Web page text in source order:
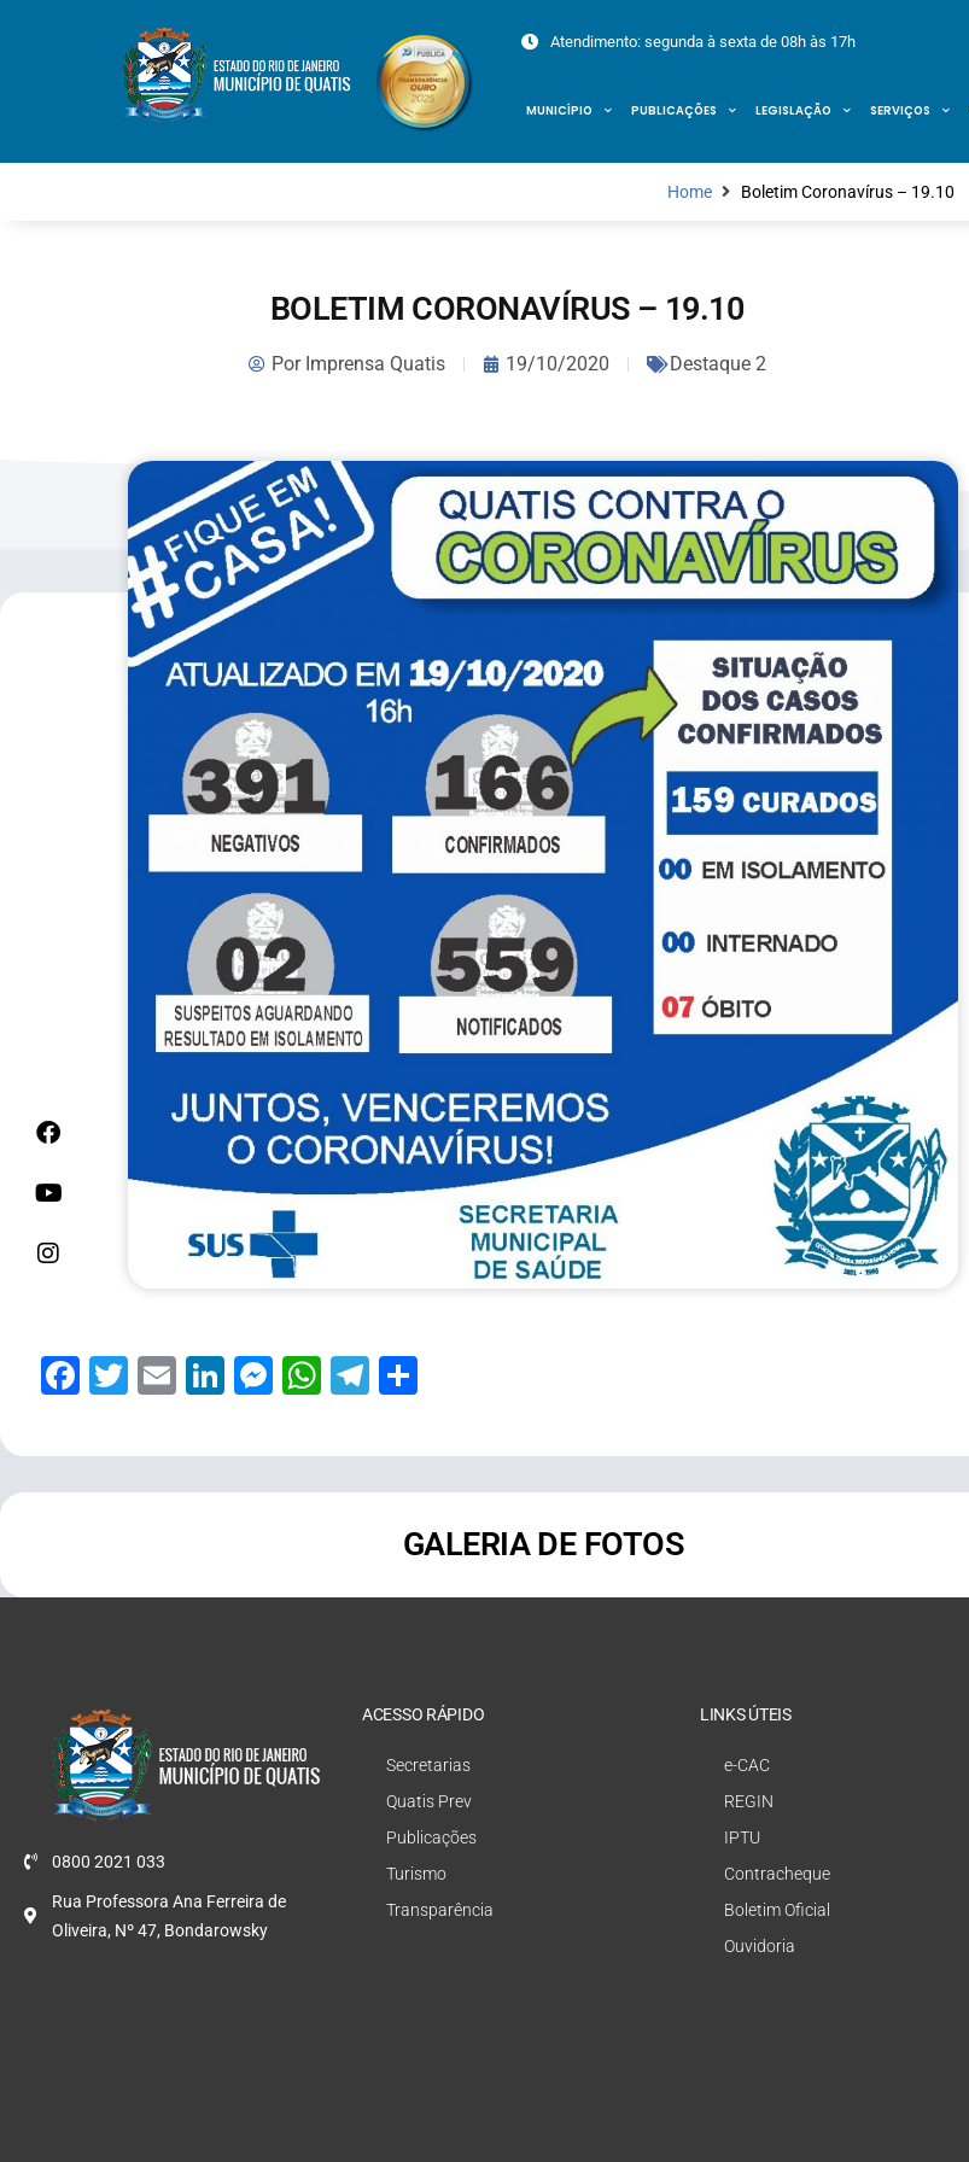
Atendimento: segunda à sexta de 08h às 17h
MUNICÍPIO PUBLICAÇÕES LEGISLAÇÃO SERVIÇOS
Home Boletim Coronavírus – 19.10
BOLETIM CORONAVÍRUS – 19.10
PorImprensa Quatis 19/10/2020 Destaque 2
Facebook
Twitter
EmailLinkedIn
Messenger
WhatsApp
Telegram
GALERIA DE FOTOS
0800 2021 033
Rua Professora Ana Ferreira de
Oliveira, Nº 47, Bondarowsky
ACESSO RÁPIDO
Secretarias
Quatis Prev
Publicações
Turismo
Transparência
LINKS ÚTEIS
e-CAC
REGIN
IPTU
Contracheque
Boletim Oficial
Ouvidoria